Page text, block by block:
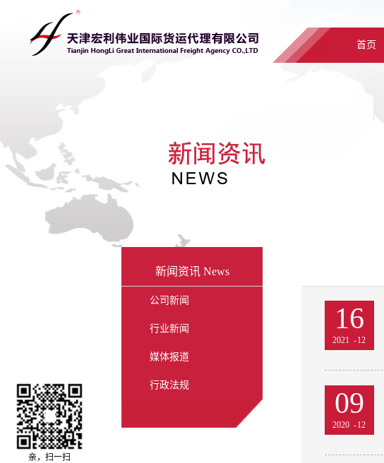
首页
新闻资讯 News
公司新闻
行业新闻
媒体报道
行政法规
2021 -12
16
2020 -12
09
亲，扫一扫